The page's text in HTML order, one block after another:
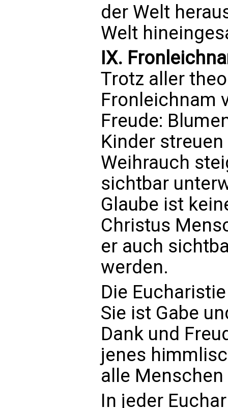
der Welt
Welt
IX.
Trotz aller
Fronleichnam
Freude:
Kinder
Weihrauch
sichtbar
Glaube ist
Christus
er auch
werden.
Die
Sie ist Gabe
Dank und
jenes
alle
In jeder